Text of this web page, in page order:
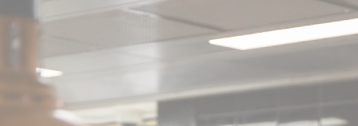
Panel pro správu cookies